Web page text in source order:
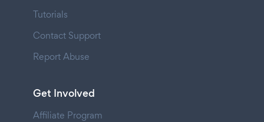
Tutorials
Contact Support
Report Abuse
Get Involved
Affiliate Program